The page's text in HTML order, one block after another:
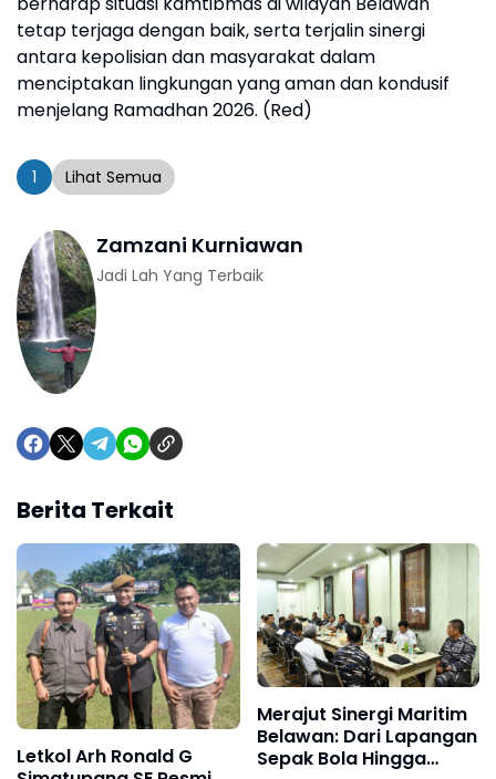
tetap terjaga dengan baik, serta terjalin sinergi
antara kepolisian dan masyarakat dalam
menciptakan lingkungan yang aman dan kondusif
menjelang Ramadhan 2026. (Red)
1 Lihat Semua
Zamzani Kurniawan
Jadi Lah Yang Terbaik
Berita Terkait
Letkol Arh Ronald G
Merajut Sinergi Maritim
Belawan: Dari Lapangan
Sepak Bola Hingga